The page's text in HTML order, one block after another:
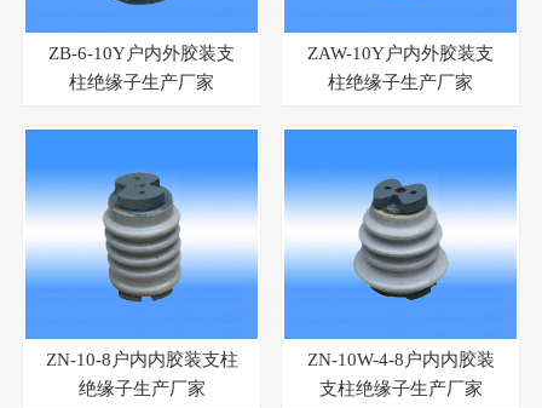
ZB-6-10Y户内外胶装支
柱绝缘子生产厂家
ZAW-10Y户内外胶装支
柱绝缘子生产厂家
ZN-10-8户内内胶装支柱
绝缘子生产厂家
ZN-10W-4-8户内内胶装
支柱绝缘子生产厂家